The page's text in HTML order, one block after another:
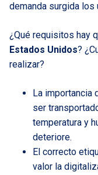
demanda surgida los
¿Qué requisitos hay
Estados Unidos?
realizar?
La importancia
ser
temperatura y
deteriore.
El correcto
valor la